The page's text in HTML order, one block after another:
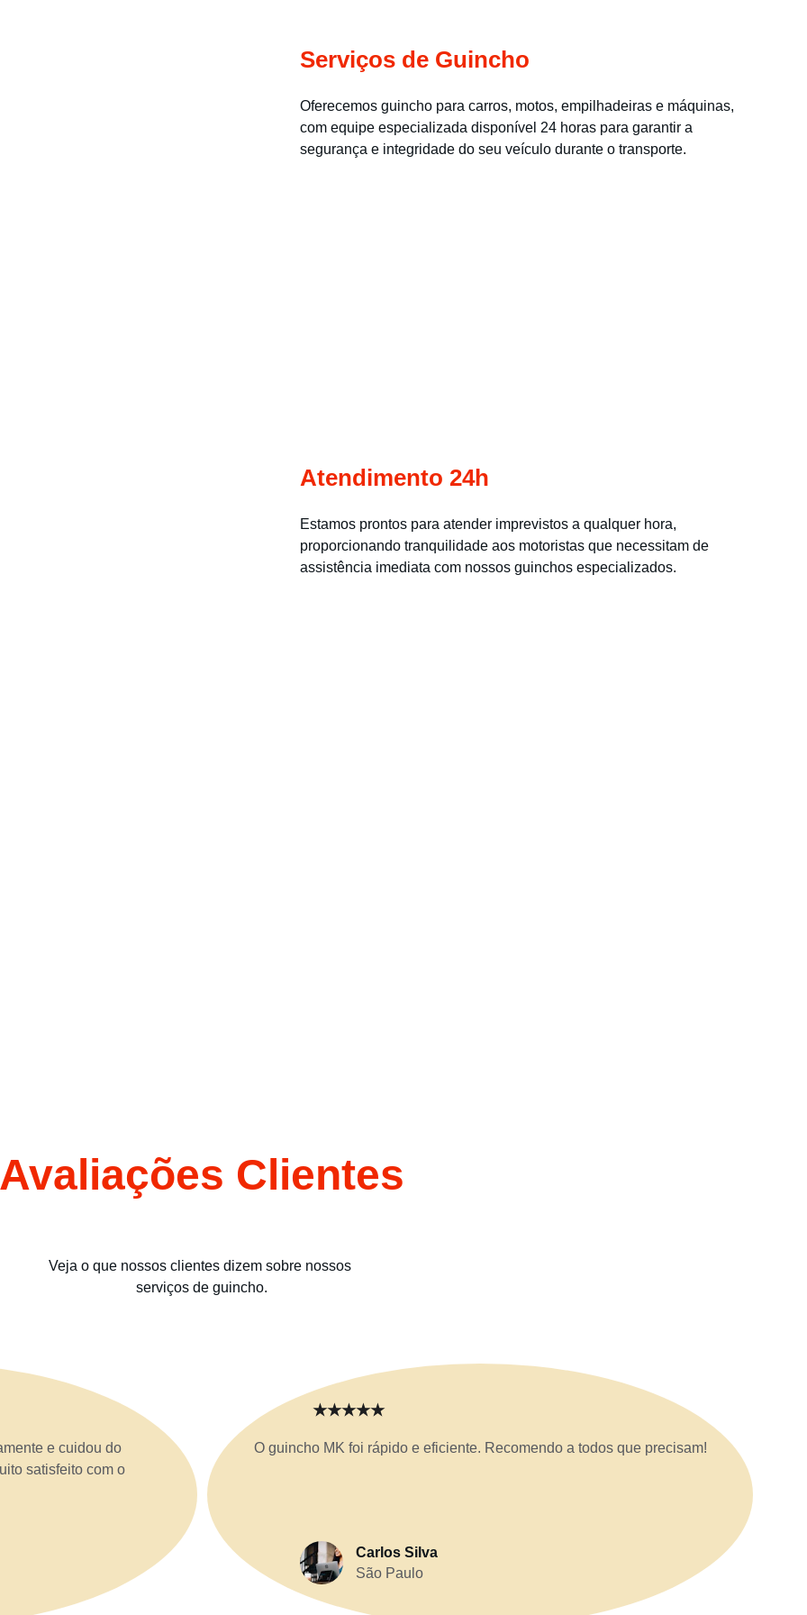
Serviços de Guincho
Oferecemos guincho para carros, motos, empilhadeiras e máquinas,
com equipe especializada disponível 24 horas para garantir a
segurança e integridade do seu veículo durante o transporte.
Atendimento 24h
Estamos prontos para atender imprevistos a qualquer hora,
proporcionando tranquilidade aos motoristas que necessitam de
assistência imediata com nossos guinchos especializados.
Avaliações Clientes
Veja o que nossos clientes dizem sobre nossos
serviços de guincho.
O guincho MK foi rápido e eficiente. Recomendo a todos que precisam!
Carlos Silva
São Paulo
e cuidou do
satisfeito com o
★★★★★